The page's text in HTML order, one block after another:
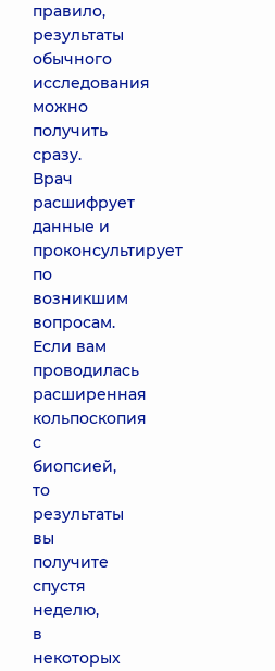
правило,
результаты
обычного
исследования
можно
получить
сразу.
Врач
расшифрует
данные и
проконсультирует
по
возникшим
вопросам.
Если вам
проводилась
расширенная
кольпоскопия
с
биопсией,
то
результаты
вы
получите
спустя
неделю,
в
некоторых